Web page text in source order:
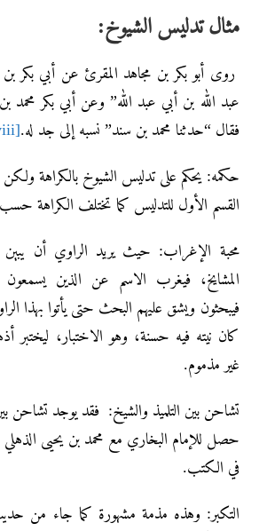
مثال تدليس الشيوخ:
روى أبو بكر بن مجاهد المقرئ عن أبي بكر
عبد الله بن أبي عبد الله” وعن أبي بكر
فقال “حدثنا محمد بن سند” نسبه إلى جد له.[viii]
حكمه: يحكم على تدليس الشيوخ بالكراهة
القسم الأول للتدليس كما تختلف الكراهة
محبة الإغراب: حيث يريد الراوي أن
المشايخ، فيغرب الاسم عن الذين يسمعون
فيبحثون ويشق عليهم البحث حتى يأتوا بهذا
كان نيته فيه حسنة، وهو الاختبار، ليختبر
غير مذموم.
تشاحن بين التلميذ والشيخ: فقد يوجد تشاحن
حصل للإمام البخاري مع محمد بن يحيى الذهلي
في الكتب.
التكبر: وهذه مذمة مشهورة كما جاء من